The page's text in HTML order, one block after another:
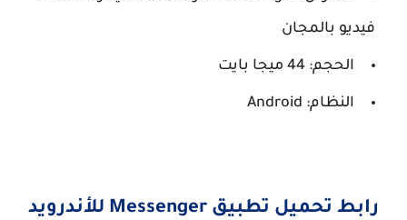
فيديو بالمجان
الحجم: 44 ميجا بايت
النظام: Android
رابط تحميل تطبيقMessenger ‏ للأندرويد